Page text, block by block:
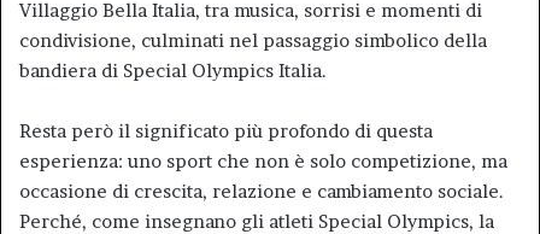
Villaggio Bella Italia, tra musica, sorrisi e momenti di
condivisione, culminati nel passaggio simbolico della
bandiera di Special Olympics Italia.
Resta però il significato più profondo di questa
esperienza: uno sport che non è solo competizione, ma
occasione di crescita, relazione e cambiamento sociale.
Perché, come insegnano gli atleti Special Olympics, la